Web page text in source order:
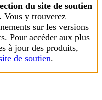
du site de soutien
Vous y trouverez
sur les versions
Pour accéder aux plus
à jour des produits,
de soutien.